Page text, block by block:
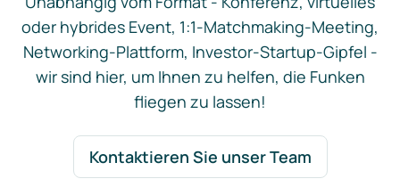
oder hybrides Event, 1:1-Matchmaking-Meeting,
Networking-Plattform, Investor-Startup-Gipfel -
wir sind hier, um Ihnen zu helfen, die Funken
fliegen zu lassen!
Kontaktieren Sie unser Team